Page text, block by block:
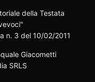
della Testata
n. 3 del 10/02/2011
Giacometti
SRLS